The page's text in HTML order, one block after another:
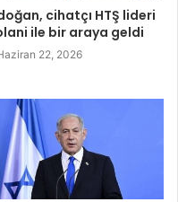
cihatçı HTŞ lideri
ile bir araya geldi
22, 2026